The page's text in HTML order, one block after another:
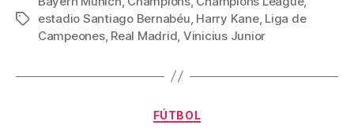
e
o
er
e
p
tir
Etiquetas
estadio Santiago Bernabéu, Harry Kane, Liga de
Campeones, Real Madrid, Vinicius Junior
Categorías
FÚTBOL